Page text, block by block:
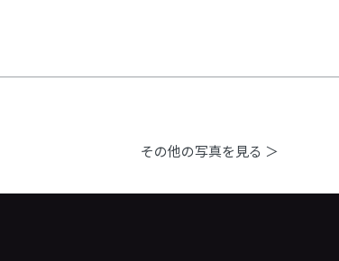
その他の写真を見る ＞